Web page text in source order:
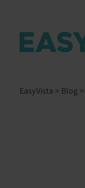
EasyVista > Blog>